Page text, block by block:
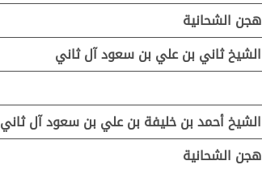
هجن الشحانية
الشيخ ثاني بن علي بن سعود آل ثاني
الشيخ أحمد بن خليفة بن علي بن سعود آل ثاني
هجن الشحانية